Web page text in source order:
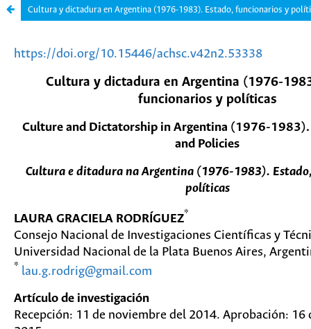
Cultura y dictadura en Argentina (1976-1983). Estado, funcionarios y